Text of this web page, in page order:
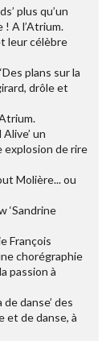
plus qu’un
A l’Atrium.
leur célèbre
plans sur la
drôle et
un
explosion de rire
Molière... ou
‘Sandrine
François
chorégraphie
passion à
danse’ des
et de danse, à